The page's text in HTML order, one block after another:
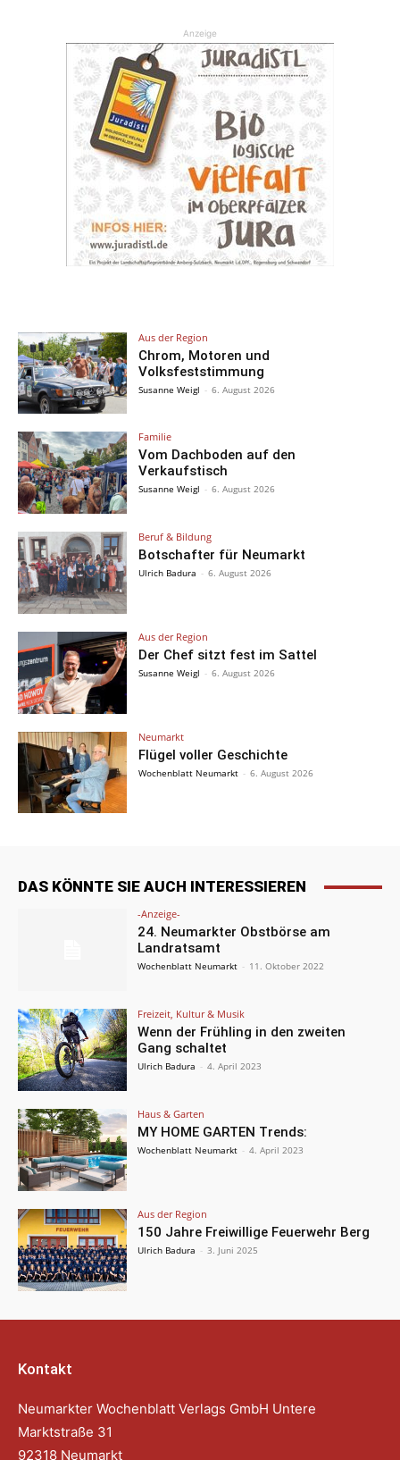
Anzeige
Aus der Region
Chrom, Motoren und
Volksfeststimmung
Susanne Weigl - 6. August 2026
Familie
Vom Dachboden auf den
Verkaufstisch
Susanne Weigl - 6. August 2026
Beruf & Bildung
Botschafter für Neumarkt
Ulrich Badura - 6. August 2026
Aus der Region
Der Chef sitzt fest im Sattel
Susanne Weigl - 6. August 2026
Neumarkt
Flügel voller Geschichte
Wochenblatt Neumarkt - 6. August 2026
DAS KÖNNTE SIE AUCH INTERESSIEREN
-Anzeige-
24. Neumarkter Obstbörse am
Landratsamt
Wochenblatt Neumarkt - 11. Oktober 2022
Freizeit, Kultur & Musik
Wenn der Frühling in den zweiten
Gang schaltet
Ulrich Badura - 4. April 2023
Haus & Garten
MY HOME GARTEN Trends:
Wochenblatt Neumarkt - 4. April 2023
Aus der Region
150 Jahre Freiwillige Feuerwehr Berg
Ulrich Badura - 3. Juni 2025
Kontakt
Neumarkter Wochenblatt Verlags GmbH Untere
Marktstraße 31
92318 Neumarkt